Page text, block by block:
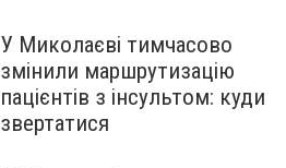
У Миколаєві тимчасово
змінили маршрутизацію
пацієнтів з інсультом: куди
звертатися